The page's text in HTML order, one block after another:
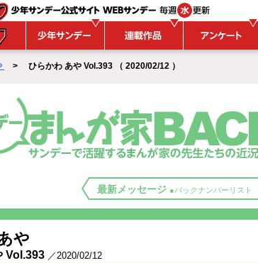
> ひらかわ あや Vol.393 （ 2020/02/12 ）
最新メッセージ ●バックナンバーリスト
や
Vol.393 ／2020/02/12